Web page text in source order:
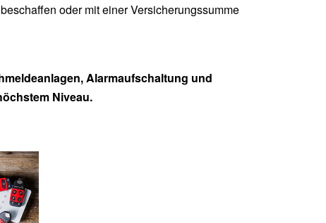
oder mit einer Versicherungssumme
Alarmaufschaltung und
Niveau.